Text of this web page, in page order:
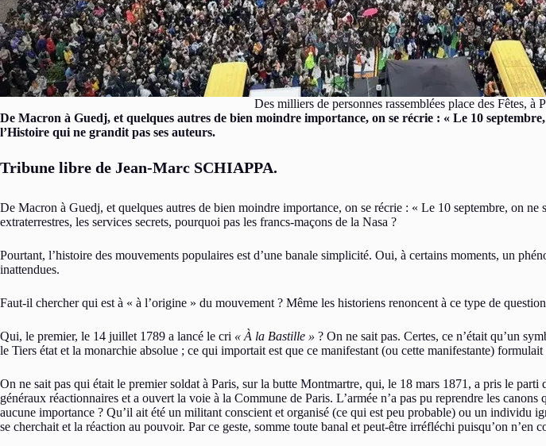
Des milliers de personnes rassemblées place des Fêtes,
De Macron à Guedj, et quelques autres de bien moindre importance, on se récrie : « Le 10
l’Histoire qui ne grandit pas ses auteurs.
Tribune libre de Jean-Marc SCHIAPPA.
De Macron à Guedj, et quelques autres de bien moindre importance, on se récrie : « Le 10 septembre, on
extraterrestres, les services secrets, pourquoi pas les francs-maçons de la Nasa ?
Pourtant, l’histoire des mouvements populaires est d’une banale simplicité. Oui, à certains moments, un
inattendues.
Faut-il chercher qui est à « à l’origine » du mouvement ? Même les historiens renoncent à ce type de
Qui, le premier, le 14 juillet 1789 a lancé le cri « À la Bastille » ? On ne sait pas. Certes, ce n’était qu’un
le Tiers état et la monarchie absolue ; ce qui importait est que ce manifestant (ou cette manifestante)
On ne sait pas qui était le premier soldat à Paris, sur la butte Montmartre, qui, le 18 mars 1871, a pris le
généraux réactionnaires et a ouvert la voie à la Commune de Paris. L’armée n’a pas pu reprendre les
aucune importance ? Qu’il ait été un militant conscient et organisé (ce qui est peu probable) ou un
se cherchait et la réaction au pouvoir. Par ce geste, somme toute banal et peut-être irréfléchi puisqu’on n’en